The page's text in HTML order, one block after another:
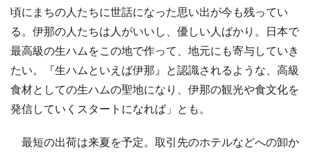
頃にまちの人たちに世話になった思い出が今も残ってい
る。伊那の人たちは人がいいし、優しい人ばかり。日本で
最高級の生ハムをこの地で作って、地元にも寄与していき
たい。『生ハムといえば伊那』と認識されるような、高級
食材としての生ハムの聖地になり、伊那の観光や食文化を
発信していくスタートになれば」とも。
最短の出荷は来夏を予定。取引先のホテルなどへの卸か